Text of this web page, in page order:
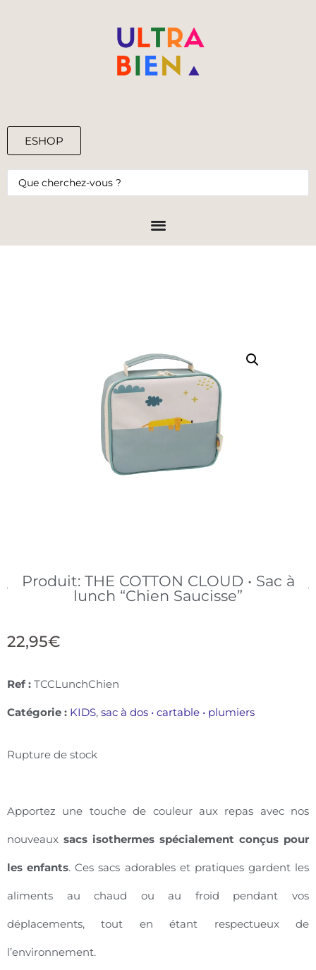
ESHOP
0,00€
Produit: THE COTTON CLOUD • Sac à
lunch “Chien Saucisse”
22,95€
Ref : TCCLunchChien
Catégorie : KIDS, sac à dos • cartable • plumiers
Rupture de stock
Apportez une touche de couleur aux repas avec nos
nouveaux sacs isothermes spécialement conçus pour
les enfants. Ces sacs adorables et pratiques gardent les
aliments au chaud ou au froid pendant vos
déplacements, tout en étant respectueux de
l’environnement.